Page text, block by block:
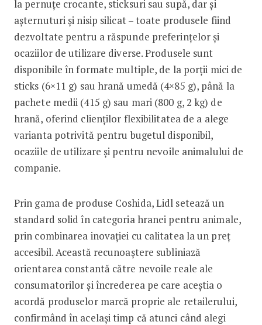
la pernuțe crocante, sticksuri sau supă, dar și
așternuturi și nisip silicat – toate produsele fiind
dezvoltate pentru a răspunde preferințelor și
ocaziilor de utilizare diverse. Produsele sunt
disponibile în formate multiple, de la porții mici de
sticks (6×11 g) sau hrană umedă (4×85 g), până la
pachete medii (415 g) sau mari (800 g, 2 kg) de
hrană, oferind clienților flexibilitatea de a alege
varianta potrivită pentru bugetul disponibil,
ocaziile de utilizare și pentru nevoile animalului de
companie.
Prin gama de produse Coshida, Lidl setează un
standard solid în categoria hranei pentru animale,
prin combinarea inovației cu calitatea la un preț
accesibil. Această recunoaștere subliniază
orientarea constantă către nevoile reale ale
consumatorilor și încrederea pe care aceștia o
acordă produselor marcă proprie ale retailerului,
confirmând în același timp că atunci când alegi